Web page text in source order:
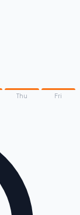
Thu Fri